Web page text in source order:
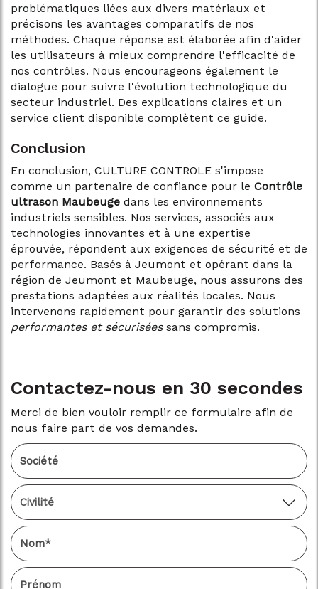
problématiques liées aux divers matériaux et
précisons les avantages comparatifs de nos
méthodes. Chaque réponse est élaborée afin d'aider
les utilisateurs à mieux comprendre l'efficacité de
nos contrôles. Nous encourageons également le
dialogue pour suivre l'évolution technologique du
secteur industriel. Des explications claires et un
service client disponible complètent ce guide.
Conclusion
En conclusion, CULTURE CONTROLE s'impose
comme un partenaire de confiance pour le Contrôle
ultrason Maubeuge dans les environnements
industriels sensibles. Nos services, associés aux
technologies innovantes et à une expertise
éprouvée, répondent aux exigences de sécurité et de
performance. Basés à Jeumont et opérant dans la
région de Jeumont et Maubeuge, nous assurons des
prestations adaptées aux réalités locales. Nous
intervenons rapidement pour garantir des solutions
performantes et sécuriséessans compromis.
Contactez-nous en 30 secondes
Merci de bien vouloir remplir ce formulaire afin de
nous faire part de vos demandes.